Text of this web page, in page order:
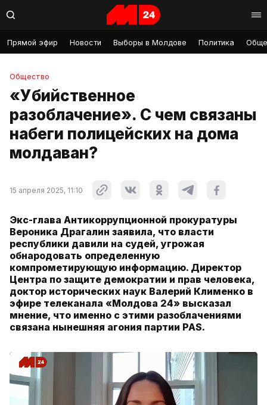
Прямой эфир Новости Выборы в Молдове Политика
Общество
«Убийственное
разоблачение». С чем связаны
набеги полицейских на дома
молдаван?
15 апреля 2025, 11:10
Экс-глава Антикоррупционной прокуратуры
Вероника Драгалин заявила, что власти
республики давили на судей, угрожая
обнародовать определенную
компрометирующую информацию. Директор
Центра по защите демократии и прав человека,
доктор исторических наук Валерий Клименко в
эфире телеканала «Молдова 24» высказал
мнение, что именно с этими разоблачениями
связана нынешняя агония партии PAS.